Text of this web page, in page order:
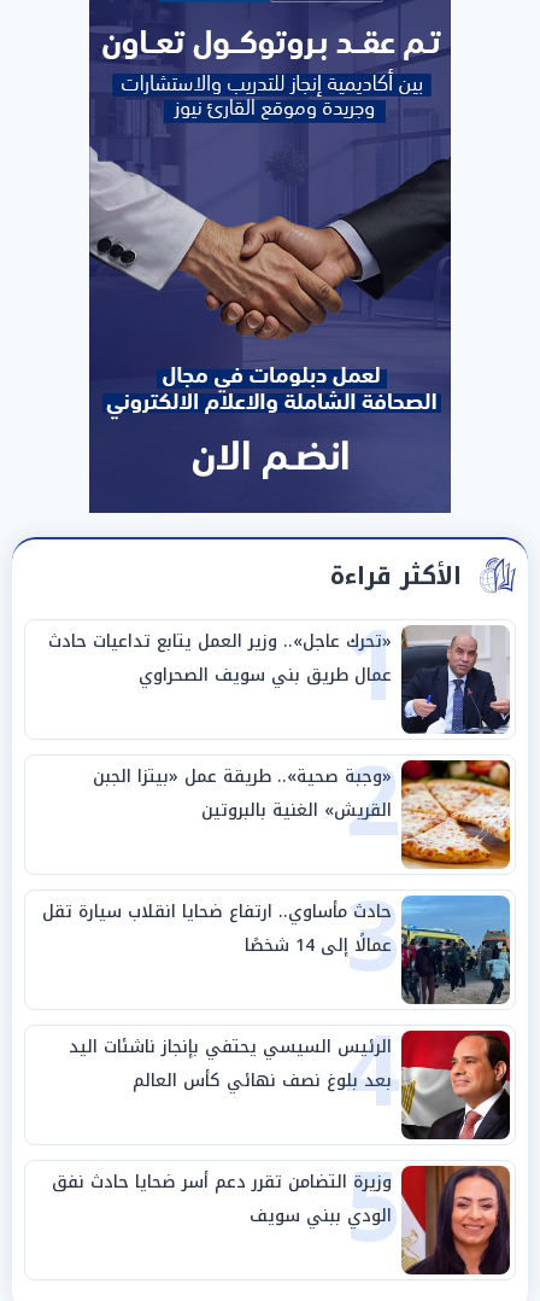
الأكثر قراءة
1
«تحرك عاجل».. وزير العمل يتابع تداعيات حادث
عمال طريق بني سويف الصحراوي
2
«وجبة صحية».. طريقة عمل «بيتزا الجبن
القريش» الغنية بالبروتين
3
حادث مأساوي.. ارتفاع ضحايا انقلاب سيارة تقل
عمالًا إلى 14 شخصًا
4
الرئيس السيسي يحتفي بإنجاز ناشئات اليد
بعد بلوغ نصف نهائي كأس العالم
5
وزيرة التضامن تقرر دعم أسر ضحايا حادث نفق
الودي ببني سويف